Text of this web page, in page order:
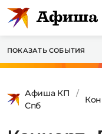
ПОКАЗАТЬ СОБЫТИЯ
Афиша КП
Спб